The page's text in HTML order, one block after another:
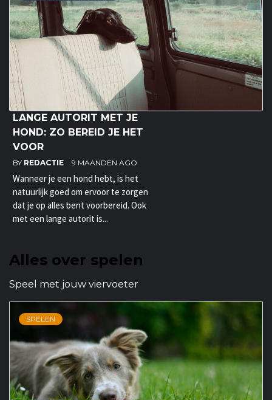
LANGE AUTORIT MET JE
HOND: ZO BEREID JE HET
VOOR
BY REDACTIE 9 MAANDEN AGO
Wanneer je een hond hebt, is het
natuurlijk goed om ervoor te zorgen
dat je op alles bent voorbereid. Ook
met een lange autorit is...
Alles over spelen
Speel met jouw viervoeter
SPELEN